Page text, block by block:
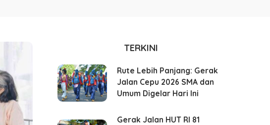
TERKINI
Rute Lebih Panjang: Gerak
Jalan Cepu 2026 SMA dan
Umum Digelar Hari Ini
Gerak Jalan HUT RI 81